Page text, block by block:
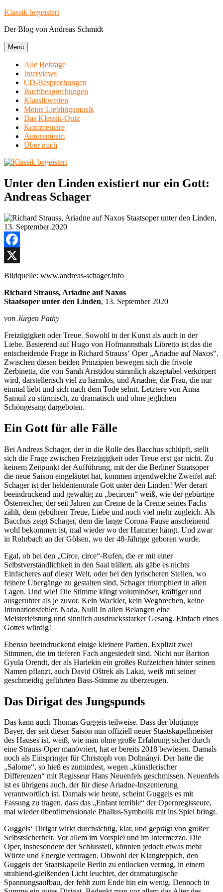
Zum
springen
Klassik begeistert
Der Blog von Andreas Schmidt
Menü
Alle Beiträge
Interviews
CD-Besprechungen
Buchbesprechungen
Klassikwelten
Meine Lieblingsmusik
Das Klassik-Quiz
Kommentare
Autorenteam
Über mich
Unter den Linden existiert nur ein Gott:
Andreas Schager
Facebook
X
Bildquelle: www.andreas-schager.info
Richard Strauss, Ariadne auf Naxos
Staatsoper unter den Linden, 13. September 2020
von Jürgen Pathy
Freizügigkeit oder Treue. Sowohl in der Kunst als auch in der
Liebe. Basierend auf Hugo von Hofmannsthals Libretto ist das die
entscheidende Frage in Richard Strauss‘ Oper „Ariadne auf Naxos“.
Zwischen diesen beiden Prinzipien bewegen sich die frivole
Zerbinetta, die von Sarah Aristidou stimmlich akzeptabel verkörpert
wird, darstellerisch viel zu harmlos, und Ariadne, die Frau, die nur
einmal liebt und sich nach dem Tode sehnt. Letztere von Anna
Samuil zu stürmisch, zu dramatisch und ohne jeglichen
Schöngesang dargeboten.
Ein Gott für alle Fälle
Bei Andreas Schager, der in die Rolle des Bacchus schlüpft, stellt
sich die Frage zwischen Freizügigkeit oder Treue erst gar nicht. Zu
keinem Zeitpunkt der Aufführung, mit der die Berliner Staatsoper
die neue Saison eingeläutet hat, kommen irgendwelche Zweifel auf:
Schager ist der heldentenorale Gott unter den Linden! Wer derart
beeindruckend und gewaltig zu „becircen“ weiß, wie der gebürtige
Österreicher, der seit Jahren zur Creme de la Creme seines Fachs
zählt, dem gebühren Treue, Liebe und noch viel mehr zugleich. Als
Bacchus zeigt Schager, dem die lange Corona-Pause anscheinend
wohl bekommen ist, mal wieder wo der Hammer hängt. Und zwar
in Rohrbach an der Gölsen, wo der 48-Jährige geboren wurde.
Egal, ob bei den „Circe, circe“-Rufen, die er mit einer
Selbstverständlichkeit in den Saal trällert, als gäbe es nichts
Einfacheres auf dieser Welt, oder bei den lyrischeren Stellen, wo
feinere Übergänge zu gestalten sind, Schager triumphiert in allen
Lagen. Und wie! Die Stimme klingt voluminöser, kräftiger und
ausgeruhter als je zuvor. Kein Wackler, kein Wegbrechen, keine
Intonationsfehler. Nada. Null! In allen Belangen eine
Meisterleistung und sinnlich ausdrucksstarker Gesang. Einfach eines
Gottes würdig!
Ebenso beeindruckend einige kleinere Partien. Explizit zwei
Stimmen, die im tieferen Fach angesiedelt sind. Nicht nur Bariton
Gyula Orendt, der als Harlekin ein großes Rufzeichen hinter seinen
Namen pflanzt, auch David Oštrek als Lakai, weiß mit seiner
geschmeidig geführten Bass-Stimme zu überzeugen.
Das Dirigat des Jungspunds
Das kann auch Thomas Guggeis teilweise. Dass der blutjunge
Bayer, der seit dieser Saison nun offiziell neuer Staatskapellmeister
des Hauses ist, weiß, wie man ohne große Erfahrung sicher durch
eine Strauss-Oper manövriert, hat er bereits 2018 bewiesen. Damals
noch als Einspringer für Christoph von Dohnányi. Der hatte die
„Salome“, so hieß es zumindest, wegen „künstlerischer
Differenzen“ mit Regisseur Hans Neuenfels geschmissen. Neuenfels
ist es übrigens auch, der für diese Ariadne-Inszenierung
verantwortlich ist. Damals wie heute, scheint Guggeis es mit
Fassung zu tragen, dass das „Enfant terrible“ der Opernregisseure,
mal wieder überdimensionale Phallus-Symbolik mit ins Spiel bringt.
Guggeis‘ Dirigat wirkt durchsichtig, klar, und geprägt von großer
Selbstsicherheit. Vor allem im Vorspiel und im Intermezzo. Die
Oper, insbesondere der Schlussteil, könnten jedoch etwas mehr
Würze und Energie vertragen. Obwohl der Klangteppich, den
Guggeis der Staatskapelle Berlin zu entlocken vermag, in einem
strahlend-gleißenden Licht leuchtet, der dramaturgische
Spannungsaufbau, der fehlt zum Ende hin ein wenig. Dennoch in